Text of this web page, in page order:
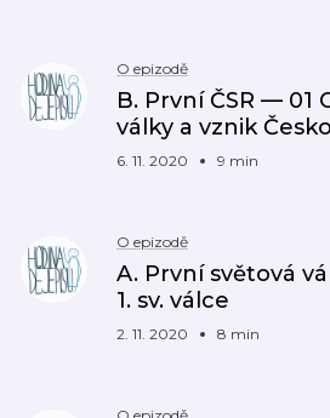
O epizodě
B. První ČSR — 01
války a vznik
6. 11. 2020 9 min
O epizodě
A. První světová
1. sv. válce
2. 11. 2020 8 min